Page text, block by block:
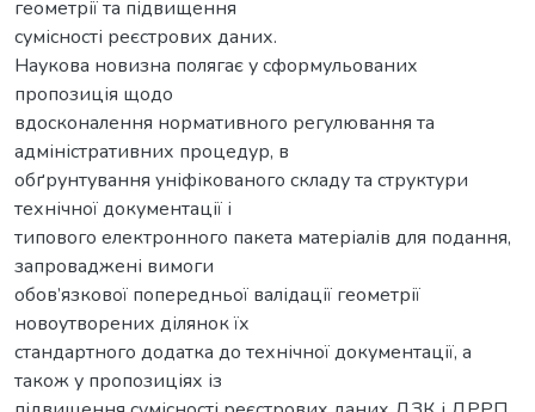
геометрії та підвищення
сумісності реєстрових даних.
Наукова новизна полягає у сформульованих
пропозиція щодо
вдосконалення нормативного регулювання та
адміністративних процедур, в
обґрунтування уніфікованого складу та структури
технічної документації і
типового електронного пакета матеріалів для подання,
запроваджені вимоги
обов’язкової попередньої валідації геометрії
новоутворених ділянок їх
стандартного додатка до технічної документації, а
також у пропозиціях із